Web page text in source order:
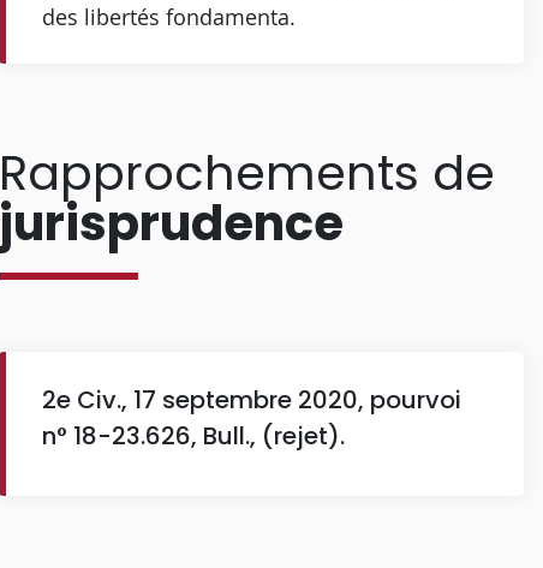
des libertés fondamenta.
Rapprochements de
jurisprudence
2e Civ., 17 septembre 2020, pourvoi
n° 18-23.626, Bull., (rejet).